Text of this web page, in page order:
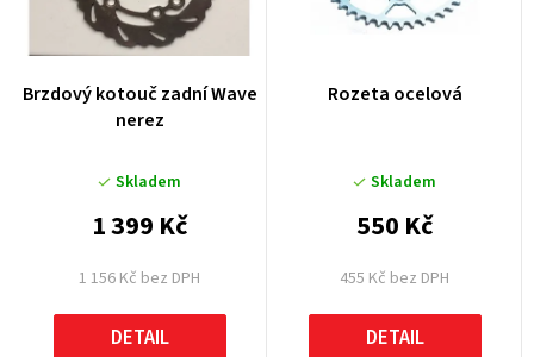
oBrzdový kotouč zadní Wave
nerez
Skladem
1 156 Kč bez DPH
1 399 Kč
DETAIL
Rozeta ocelová
Skladem
455 Kč bez DPH
550 Kč
DETAIL